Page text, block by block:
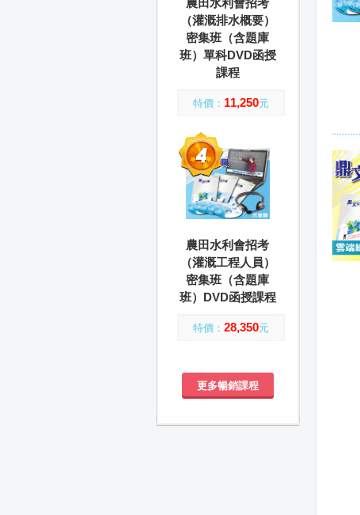
農田水利會招考
（灌溉排水概要）
密集班（含題庫
班）單科DVD函授
課程
特價： 11,250元
農田水利會招考
（灌溉工程人員）
密集班（含題庫
班）DVD函授課程
特價： 28,350元
更多暢銷課程